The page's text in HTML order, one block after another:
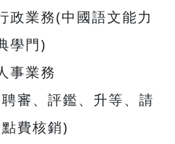
政業務(中國語文能力
學門)
事業務
審、評鑑、升等、請
費核銷)